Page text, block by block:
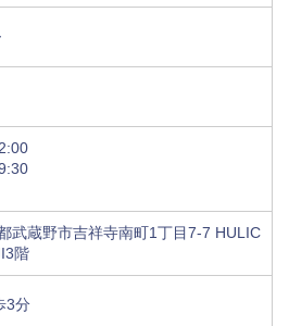
武蔵野市吉祥寺南町1丁目7-7 HULIC
階
3分